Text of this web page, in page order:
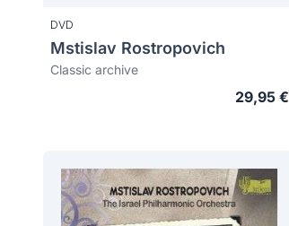
DVD
Mstislav Rostropovich
Classic archive
29,95 €